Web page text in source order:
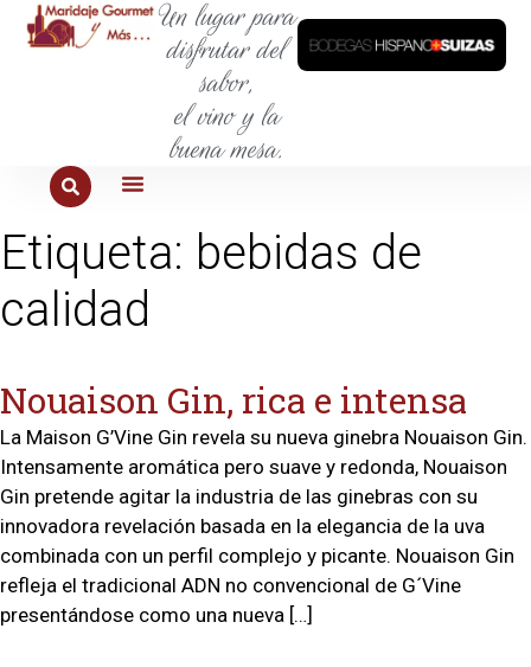
Un lugar para
disfrutar del
sabor,
el vino y la
buena mesa.
Etiqueta: bebidas de
calidad
Nouaison Gin, rica e intensa
La Maison G’Vine Gin revela su nueva ginebra Nouaison Gin.
Intensamente aromática pero suave y redonda, Nouaison
Gin pretende agitar la industria de las ginebras con su
innovadora revelación basada en la elegancia de la uva
combinada con un perfil complejo y picante. Nouaison Gin
refleja el tradicional ADN no convencional de G´Vine
presentándose como una nueva […]